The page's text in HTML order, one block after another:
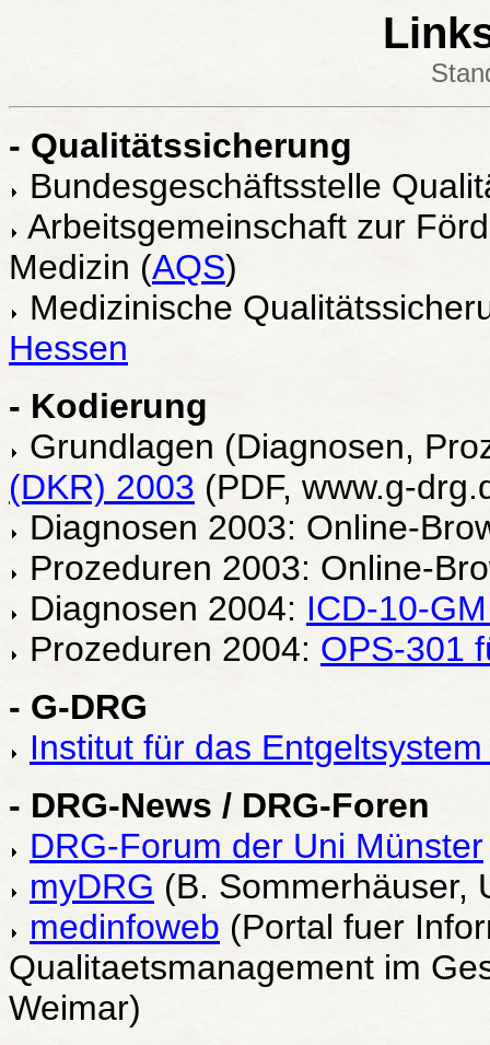
- Qualitätssicherung
Bundesgeschäftsstelle
Arbeitsgemeinschaft zur
Medizin (AQS)
Medizinische
Hessen
- Kodierung
Grundlagen (Diagnosen,
(DKR) 2003 (PDF, www.g-
Diagnosen 2003: Online-
Prozeduren 2003: Online-
Diagnosen 2004: ICD-10-
Prozeduren 2004: OPS-301
- G-DRG
Institut für das
- DRG-News / DRG-Foren
DRG-Forum der Uni Münster
myDRG (B. Sommerhäuser,
medinfoweb (Portal fuer
Qualitaetsmanagement im
Weimar)